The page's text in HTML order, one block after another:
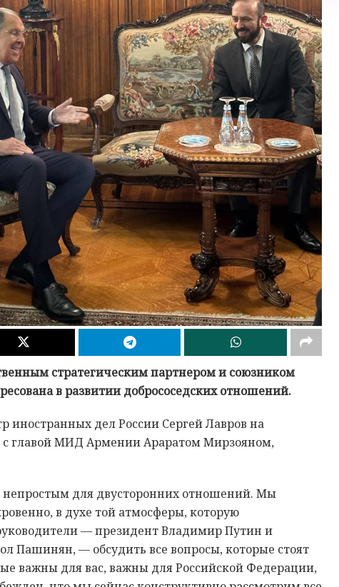
стратегическим партнером и союзником
в развитии добрососедских отношений.
иностранных дел России Сергей Лавров на
с главой МИД Армении Араратом Мирзояном,
для двусторонних отношений. Мы
в духе той атмосферы, которую
— президент Владимир Путин и
Пашинян, — обсудить все вопросы, которые стоят
важны для вас, важны для Российской Федерации,